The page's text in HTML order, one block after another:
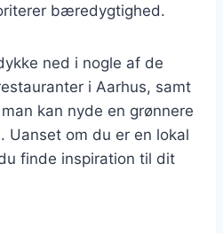
bæredygtighed.
ned i nogle af de
i Aarhus, samt
kan nyde en grønnere
Uanset om du er en lokal
finde inspiration til dit